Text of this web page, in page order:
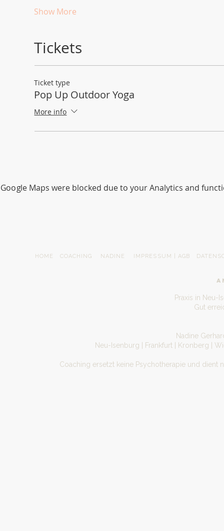
Show More
Tickets
Ticket type
Pop Up Outdoor Yoga
More info
Google Maps were blocked due to your Analytics and
HOME COACHING NADINE IMPRESSUM | AGB
Praxis in Neu-
Gut
Nadine
Neu-Isenburg | Frankfurt | Kronberg |
Coaching ersetzt keine Psychotherapie und dient